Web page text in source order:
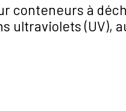
conteneurs à
ultraviolets (UV),